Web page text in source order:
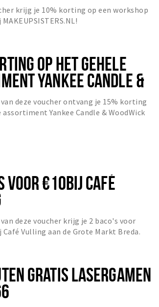
krijg je 10% korting op een workshop
OP HET GEHELE
YANKEE CANDLE &
deze voucher ontvang je 15% korting
Yankee Candle & WoodWick
VOOR €10BIJ CAFÉ
deze voucher krijg je 2 baco's voor
Café Vulling aan de Grote Markt Breda.
GRATIS LASERGAMEN